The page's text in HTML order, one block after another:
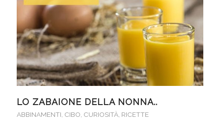
LO ZABAIONE DELLA NONNA..
ABBINAMENTI CIBO CURIOSITÀ, RICETTE